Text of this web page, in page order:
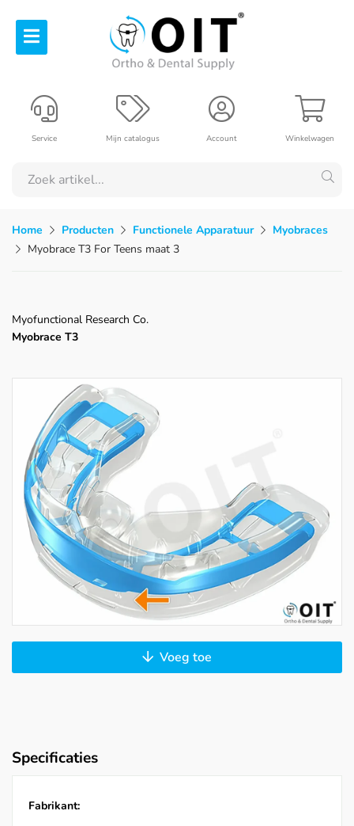
Winkelwagen
Account
Mijn catalogus
Service
Home Producten Functionele Apparatuur
Myobraces
Myobrace T3 For Teens maat 3
Myofunctional Research Co.
Myobrace T3
Voeg toe
Specificaties
Fabrikant: